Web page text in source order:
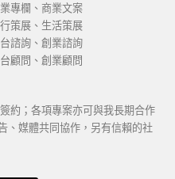
專欄、商業文案
策展、生活策展
諮詢、創業諮詢
顧問、創業顧問
約；各項專案亦可與我長期合作
、媒體共同協作，另有信賴的社